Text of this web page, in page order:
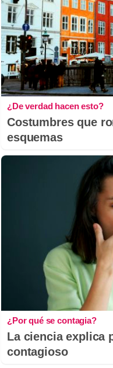
¿De verdad hacen esto?
Costumbres que
esquemas
¿Por qué se contagia?
La ciencia explica
contagioso